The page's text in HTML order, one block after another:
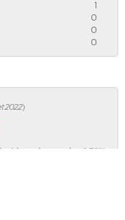
1
0
0
0
2022)
à une hausse de +0,38%